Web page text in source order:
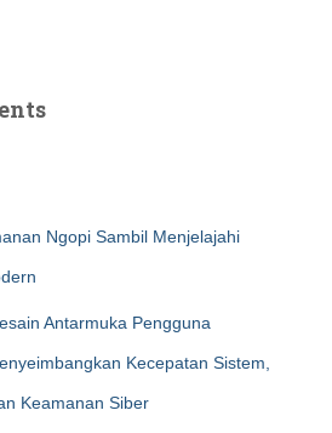
Ngopi Sambil Menjelajahi
Antarmuka Pengguna
Kecepatan Sistem,
Keamanan Siber